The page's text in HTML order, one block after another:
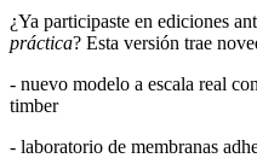
¿Ya participaste en ediciones
práctica? Esta versión trae
- nuevo modelo a escala real
timber
- laboratorio de membranas